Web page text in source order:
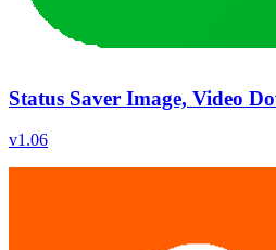
Status Saver Image, Video
v1.06